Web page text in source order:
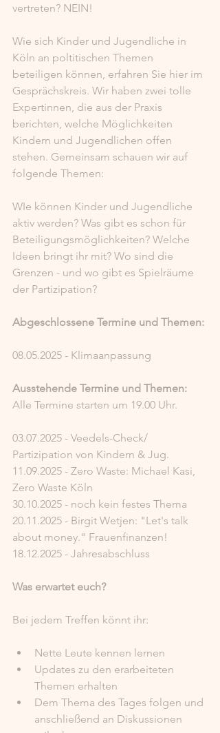
vertreten? NEIN!
Wie sich Kinder und Jugendliche in
Köln an poltitischen Themen
beteiligen können, erfahren Sie hier im
Gesprächskreis. Wir haben zwei tolle
Expertinnen, die aus der Praxis
berichten, welche Möglichkeiten
Kindern und Jugendlichen offen
stehen. Gemeinsam schauen wir auf
folgende Themen:
WIe können Kinder und Jugendliche
aktiv werden? Was gibt es schon für
Beteiligungsmöglichkeiten? Welche
Ideen bringt ihr mit? Wo sind die
Grenzen - und wo gibt es Spielräume
der Partizipation?
Abgeschlossene Termine und Themen:
08.05.2025 - Klimaanpassung
Ausstehende Termine und Themen:
Alle Termine starten um 19.00 Uhr.
03.07.2025 - Veedels-Check/
Partizipation von Kindern & Jug.
11.09.2025 - Zero Waste: Michael Kasi,
Zero Waste Köln
30.10.2025 - noch kein festes Thema
20.11.2025 - Birgit Wetjen: "Let's talk
about money." Frauenfinanzen!
18.12.2025 - Jahresabschluss
Was erwartet euch?
Bei jedem Treffen könnt ihr:
Nette Leute kennen lernen
Updates zu den erarbeiteten
Themen erhalten
Dem Thema des Tages folgen und
anschließend an Diskussionen